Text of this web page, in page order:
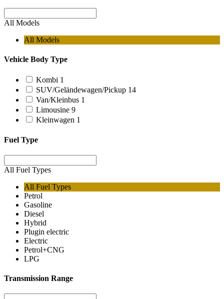
All Models
All Models
Vehicle Body Type
Kombi 1
SUV/Geländewagen/Pickup 14
Van/Kleinbus 1
Limousine 9
Kleinwagen 1
Fuel Type
All Fuel Types
All Fuel Types
Petrol
Gasoline
Diesel
Hybrid
Plugin electric
Electric
Petrol+CNG
LPG
Transmission Range